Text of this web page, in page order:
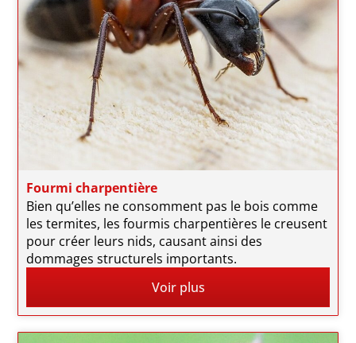
Fourmi charpentière
Bien qu’elles ne consomment pas le bois comme
les termites, les fourmis charpentières le creusent
pour créer leurs nids, causant ainsi des
dommages structurels importants.
Voir plus